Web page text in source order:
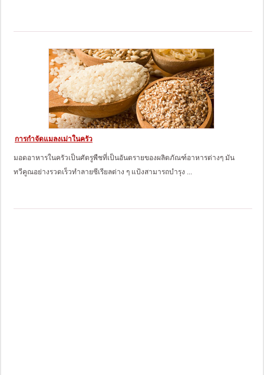
การกำจัดแมลงเม่าในครัว
มอดอาหารในครัวเป็นศัตรูพืชที่เป็นอันตรายของผลิตภัณฑ์อาหารต่างๆ มัน
ทวีคูณอย่างรวดเร็วทำลายซีเรียลต่าง ๆ แป้งสามารถบำรุง ...